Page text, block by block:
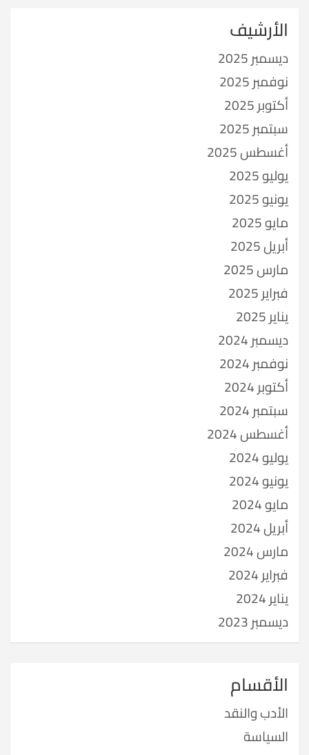
الأرشيف
ديسمبر 2025
نوفمبر 2025
أكتوبر 2025
سبتمبر 2025
أغسطس 2025
يوليو 2025
يونيو 2025
مايو 2025
أبريل 2025
مارس 2025
فبراير 2025
يناير 2025
ديسمبر 2024
نوفمبر 2024
أكتوبر 2024
سبتمبر 2024
أغسطس 2024
يوليو 2024
يونيو 2024
مايو 2024
أبريل 2024
مارس 2024
فبراير 2024
يناير 2024
ديسمبر 2023
الأقسام
الأدب والنقد
السياسة